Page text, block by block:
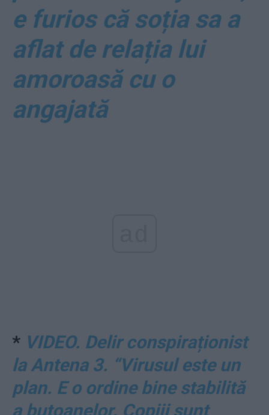
e furios că soția sa a
aflat de relația lui
amoroasă cu o
angajată
* VIDEO. Delir conspiraționist
la Antena 3. “Virusul este un
plan. E o ordine bine stabilită
a butoanelor. Copiii sunt